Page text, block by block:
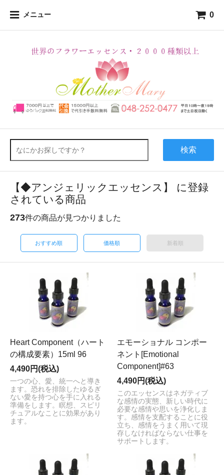
メニュー 0
検索
【◆アンジェリックエッセンス】 に登録
されている商品
273件の商品が見つかりました
おすすめ順 価格順 新着順
Heart Component（ハート
の構成要素）15ml 96
4,490円(税込)
一つの心、愛、統一へと導き
ます。恐れを排除したゆるぎ
ない愛を持つ心を手に入れる
準備をします。瞑想、スピリ
チュアルなことに効果があり
ます。
エモーショナル コンポー
ネント[Emotional
Component]#63
4,490円(税込)
このエッセンスはネガティブ
な感情の実態、新しい時代に
必要な感情や思いを浄化しま
す。感情を支配することに役
立ち、感情をうまく用いて現
存しなければならない仕事を
サポートします。